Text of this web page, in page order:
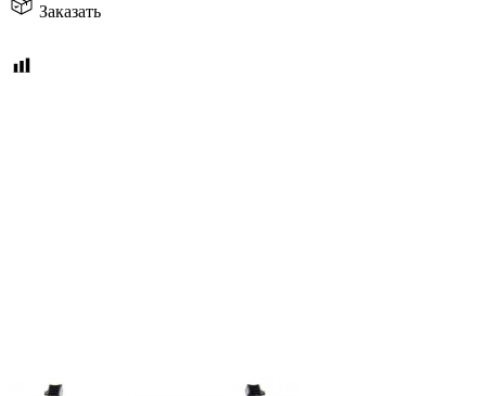
Заказать